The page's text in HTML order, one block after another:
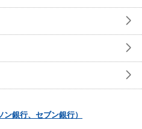
銀行、セブン銀行）